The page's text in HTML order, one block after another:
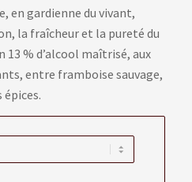
en gardienne du vivant,
la fraîcheur et la pureté du
13 % d’alcool maîtrisé, aux
entre framboise sauvage,